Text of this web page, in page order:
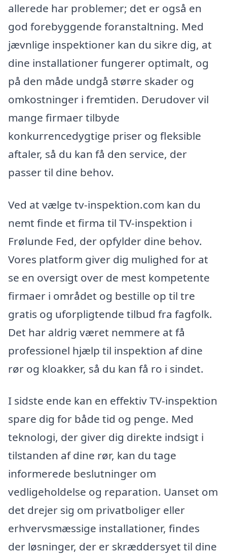
allerede har problemer; det er også en
god forebyggende foranstaltning. Med
jævnlige inspektioner kan du sikre dig, at
dine installationer fungerer optimalt, og
på den måde undgå større skader og
omkostninger i fremtiden. Derudover vil
mange firmaer tilbyde
konkurrencedygtige priser og fleksible
aftaler, så du kan få den service, der
passer til dine behov.
Ved at vælge tv-inspektion.com kan du
nemt finde et firma til TV-inspektion i
Frølunde Fed, der opfylder dine behov.
Vores platform giver dig mulighed for at
se en oversigt over de mest kompetente
firmaer i området og bestille op til tre
gratis og uforpligtende tilbud fra fagfolk.
Det har aldrig været nemmere at få
professionel hjælp til inspektion af dine
rør og kloakker, så du kan få ro i sindet.
I sidste ende kan en effektiv TV-inspektion
spare dig for både tid og penge. Med
teknologi, der giver dig direkte indsigt i
tilstanden af dine rør, kan du tage
informerede beslutninger om
vedligeholdelse og reparation. Uanset om
det drejer sig om privatboliger eller
erhvervsmæssige installationer, findes
der løsninger, der er skræddersyet til dine